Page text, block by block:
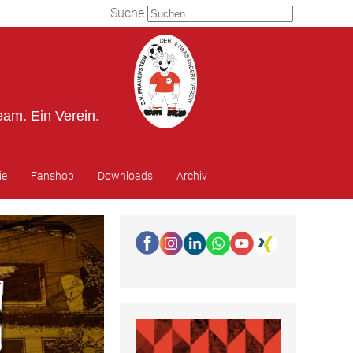
Suche
Ein Verein.
Fanshop Downloads Archiv